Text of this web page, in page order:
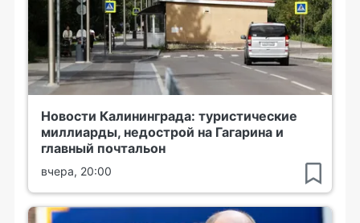
Новости Калининграда: туристические
миллиарды, недострой на Гагарина и
главный почтальон
вчера, 20:00